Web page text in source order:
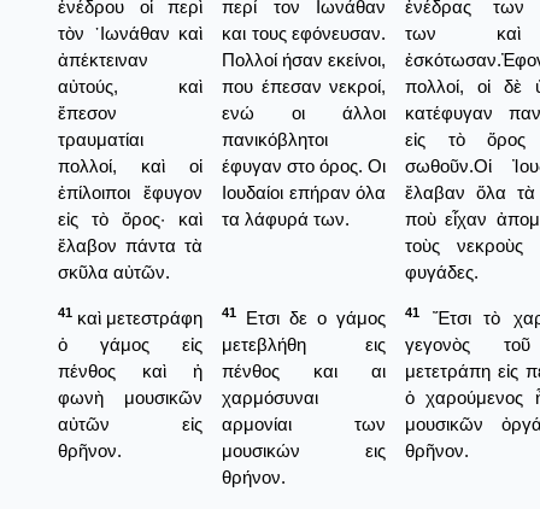
ἐνέδρου οἱ περὶ
τὸν ᾿Ιωνάθαν καὶ
ἀπέκτειναν
αὐτούς, καὶ
ἔπεσον
τραυματίαι
πολλοί, καὶ οἱ
ἐπίλοιποι ἔφυγον
εἰς τὸ ὄρος· καὶ
ἔλαβον πάντα τὰ
σκῦλα αὐτῶν.
περί τον Ιωνάθαν
και τους εφόνευσαν.
Πολλοί ήσαν εκείνοι,
που έπεσαν νεκροί,
ενώ οι άλλοι
πανικόβλητοι
έφυγαν στο όρος. Οι
Ιουδαίοι επήραν όλα
τα λάφυρά των.
ἐνέδρας των
των καὶ
πολλοί, οἱ δὲ
κατέφυγαν
εἰς τὸ
σωθοῦν.Οἱ
ἔλαβαν ὅλα
ποὺ εἶχαν
τοὺς νεκροὺς
φυγάδες.
41 καὶ μετεστράφη
ὁ γάμος εἰς
πένθος καὶ ἡ
φωνὴ μουσικῶν
αὐτῶν εἰς
θρῆνον.
41
Ετσι δε ο γάμος
μετεβλήθη εις
πένθος και αι
χαρμόσυναι
αρμονίαι των
μουσικών εις
θρήνον.
41
Ἔτσι τὸ
γεγονὸς
μετετράπη εἰς
ὁ χαρούμενος
μουσικῶν
θρῆνον.